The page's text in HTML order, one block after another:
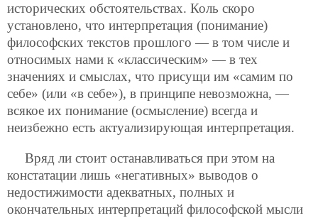
исторических обстоятельствах. Коль скоро
установлено, что интерпретация (понимание)
философских текстов прошлого — в том числе и
относимых нами к «классическим» — в тех
значениях и смыслах, что присущи им «самим по
себе» (или «в себе»), в принципе невозможна, —
всякое их понимание (осмысление) всегда и
неизбежно есть актуализирующая интерпретация.
Вряд ли стоит останавливаться при этом на
констатации лишь «негативных» выводов о
недостижимости адекватных, полных и
окончательных интерпретаций философской мысли